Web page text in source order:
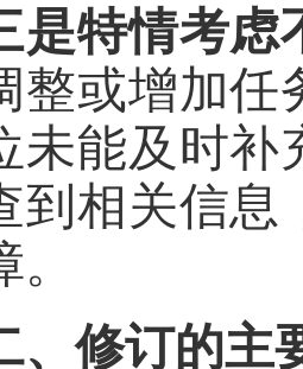
是特情考虑
整或增加任
未能及时补
到相关信息
、修订的主